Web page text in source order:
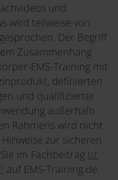
und
wird teilweise von
Der Begriff
Zusammenhang
EMS-Training mit
definierten
und qualifizierter
außerhalb
Rahmens wird nicht
zur sicheren
im Fachbeitrag Ist
auf EMS-Training.de.